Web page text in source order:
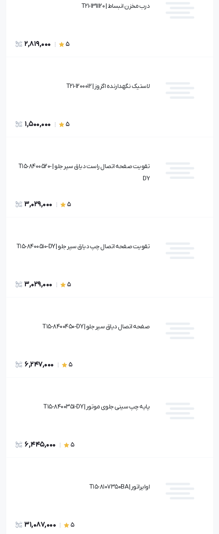
درب مخزن انبساط | T21-1311120
5
2,819,000
لاستیک نگهدارنده اگزوز | T21-1200012
5
1,500,000
تقویت صفحه اتصال راست دیاق سپر جلو | T15-8400520-
DY
5
3,029,000
تقویت صفحه اتصال چپ دیاق سپر جلو | T15-8400510-DY
5
3,029,000
صفحه اتصال دیاق سپر جلو | T15-8400450-DY
5
6,247,000
پایه چپ سینی جلوی موتور | T15-8400351-DY
5
6,445,000
اواپراتور | T15-8107350BA
5
31,087,000